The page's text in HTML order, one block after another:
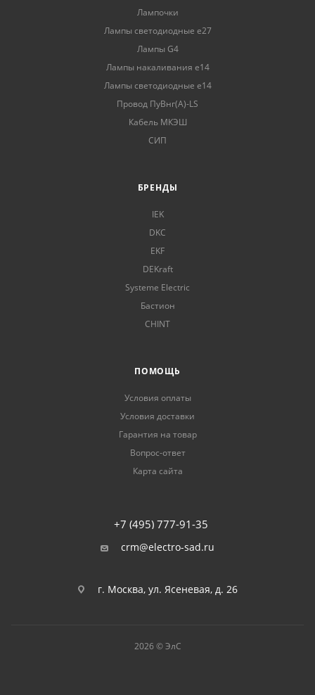
Лампочки
Лампы светодиодные е27
Лампы G4
Лампы накаливания е14
Лампы светодиодные е14
Провод ПуВнг(А)-LS
Кабель МКЭШ
СИП
БРЕНДЫ
IEK
DKC
EKF
DEKraft
Systeme Electric
Бастион
CHINT
ПОМОЩЬ
Условия оплаты
Условия доставки
Гарантия на товар
Вопрос-ответ
Карта сайта
+7 (495) 777-91-35
crm@electro-sad.ru
г. Москва, ул. Ясеневая, д. 26
2026 © ЭлС